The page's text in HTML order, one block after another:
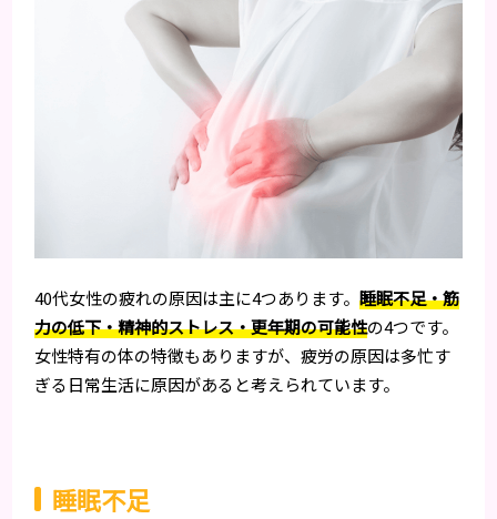
40代女性の疲れの原因は主に4つあります。睡眠不足・筋
力の低下・精神的ストレス・更年期の可能性の4つです。
女性特有の体の特徴もありますが、疲労の原因は多忙す
ぎる日常生活に原因があると考えられています。
睡眠不足